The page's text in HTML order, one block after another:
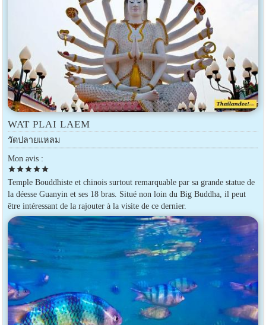
WAT PLAI LAEM
วัดปลายแหลม
Mon avis :
starstarstarstarstar
Temple Bouddhiste et chinois surtout remarquable par sa grande statue de
la déesse Guanyin et ses 18 bras. Situé non loin du Big Buddha, il peut
être intéressant de la rajouter à la visite de ce dernier.